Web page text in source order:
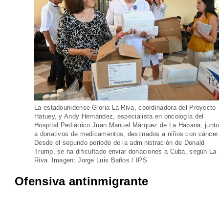
La estadounidense Gloria La Riva, coordinadora del Proyecto
Hatuey, y Andy Hernández, especialista en oncología del
Hospital Pediátrico Juan Manuel Márquez de La Habana, junto
a donativos de medicamentos, destinados a niños con
Desde el segundo periodo de la administración de Donald
Trump, se ha dificultado enviar donaciones a Cuba, según La
Riva. Imagen: Jorge Luis Baños / IPS
Ofensiva antinmigrante